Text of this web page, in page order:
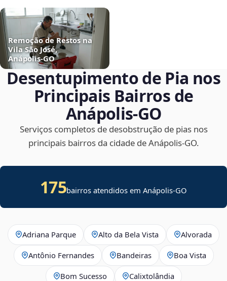
Remoção de Restos na
Vila São José,
Anápolis‑GO
Desentupimento de Pia nos
Principais Bairros de
Anápolis‑GO
Serviços completos de desobstrução de pias nos
principais bairros da cidade de Anápolis‑GO.
175bairros atendidos em Anápolis-GO
Adriana Parque Alto da Bela Vista Alvorada
Antônio Fernandes Bandeiras Boa Vista
Bom Sucesso Calixtolândia